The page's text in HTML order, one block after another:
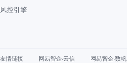
风控引擎
友情链接 网易智企·云信 网易智企·数帆